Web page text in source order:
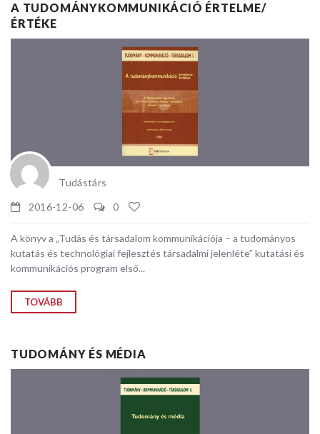
A TUDOMÁNYKOMMUNIKÁCIÓ ÉRTELME/
ÉRTÉKE
Tudástárs
2016-12-06
0
A könyv a „Tudás és társadalom kommunikációja – a tudományos
kutatás és technológiai fejlesztés társadalmi jelenléte” kutatási és
kommunikációs program első...
TOVÁBB
TUDOMÁNY ÉS MÉDIA